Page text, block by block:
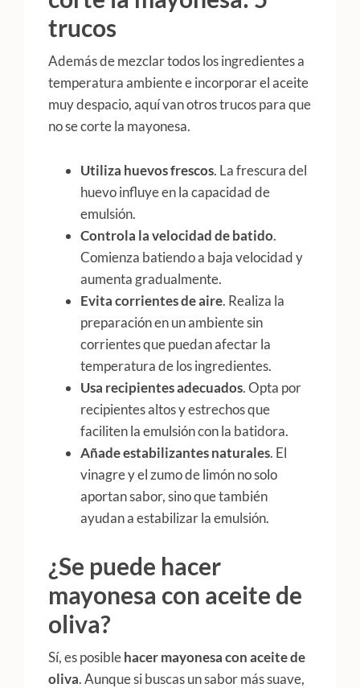
trucos
Además de mezclar todos los ingredientes a
temperatura ambiente e incorporar el aceite
muy despacio, aquí van otros trucos para que
no se corte la mayonesa.
Utiliza huevos frescos. La frescura del
huevo influye en la capacidad de
emulsión.​
Controla la velocidad de batido.
Comienza batiendo a baja velocidad y
aumenta gradualmente.​
Evita corrientes de aire. Realiza la
preparación en un ambiente sin
corrientes que puedan afectar la
temperatura de los ingredientes.​
Usa recipientes adecuados. Opta por
recipientes altos y estrechos que
faciliten la emulsión con la batidora.​
Añade estabilizantes naturales. El
vinagre y el zumo de limón no solo
aportan sabor, sino que también
ayudan a estabilizar la emulsión.​
¿Se puede hacer
mayonesa con aceite de
oliva?
Sí, es posiblehacer mayonesa con aceite de
oliva. Aunque si buscas un sabor más suave,